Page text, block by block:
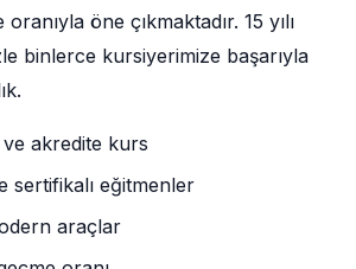
öne çıkmaktadır. 15 yılı
binlerce kursiyerimize başarıyla
ve akredite kurs
sertifikalı eğitmenler
araçlar